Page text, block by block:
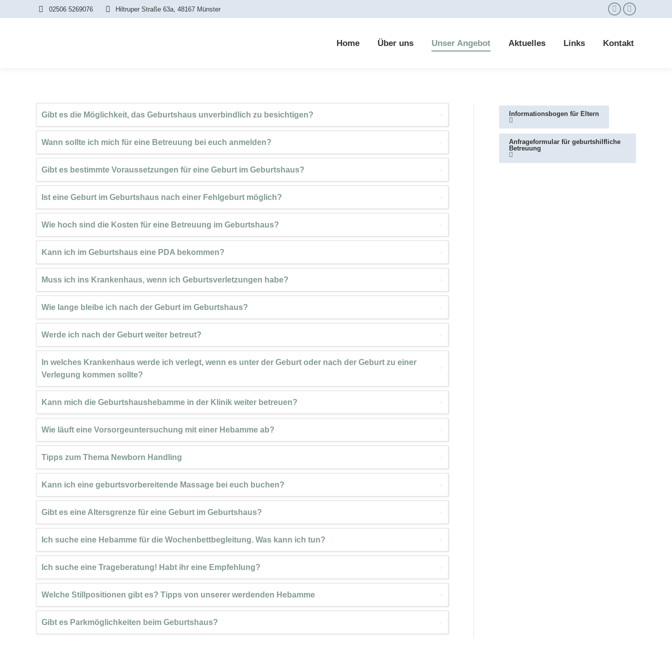
02506 5269076 Hiltruper Straße 63a, 48167 Münster
Home Über uns Unser Angebot Aktuelles Links Kontakt
Gibt es die Möglichkeit, das Geburtshaus unverbindlich zu besichtigen?
Wann sollte ich mich für eine Betreuung bei euch anmelden?
Gibt es bestimmte Voraussetzungen für eine Geburt im Geburtshaus?
Ist eine Geburt im Geburtshaus nach einer Fehlgeburt möglich?
Wie hoch sind die Kosten für eine Betreuung im Geburtshaus?
Kann ich im Geburtshaus eine PDA bekommen?
Muss ich ins Krankenhaus, wenn ich Geburtsverletzungen habe?
Wie lange bleibe ich nach der Geburt im Geburtshaus?
Werde ich nach der Geburt weiter betreut?
In welches Krankenhaus werde ich verlegt, wenn es unter der Geburt oder nach der Geburt zu einer
Verlegung kommen sollte?
Kann mich die Geburtshaushebamme in der Klinik weiter betreuen?
Wie läuft eine Vorsorgeuntersuchung mit einer Hebamme ab?
Tipps zum Thema Newborn Handling
Kann ich eine geburtsvorbereitende Massage bei euch buchen?
Gibt es eine Altersgrenze für eine Geburt im Geburtshaus?
Ich suche eine Hebamme für die Wochenbettbegleitung. Was kann ich tun?
Ich suche eine Trageberatung! Habt ihr eine Empfehlung?
Welche Stillpositionen gibt es? Tipps von unserer werdenden Hebamme
Gibt es Parkmöglichkeiten beim Geburtshaus?
Informationsbogen für Eltern
Anfrageformular für geburtshilfliche
Betreuung